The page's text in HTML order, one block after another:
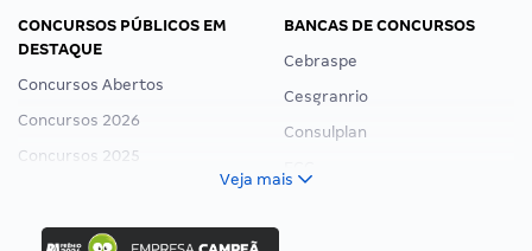
CONCURSOS PÚBLICOS EM
DESTAQUE
Concursos Abertos
Concursos 2026
Concursos 2025
Concurso Ibama
BANCAS DE CONCURSOS
Cebraspe
Cesgranrio
Consulplan
Veja mais